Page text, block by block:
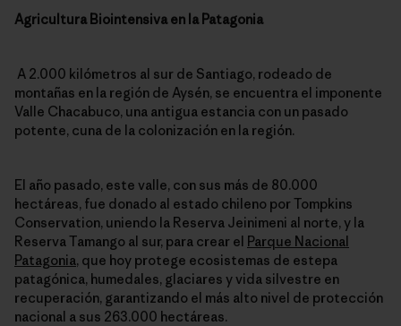
Agricultura Biointensiva en la Patagonia
A 2.000 kilómetros al sur de Santiago, rodeado de
montañas en la región de Aysén, se encuentra el imponente
Valle Chacabuco, una antigua estancia con un pasado
potente, cuna de la colonización en la región.
El año pasado, este valle, con sus más de 80.000
hectáreas, fue donado al estado chileno por Tompkins
Conservation, uniendo la Reserva Jeinimeni al norte, y la
Reserva Tamango al sur, para crear el Parque Nacional
Patagonia, que hoy protege ecosistemas de estepa
patagónica, humedales, glaciares y vida silvestre en
recuperación, garantizando el más alto nivel de protección
nacional a sus 263.000 hectáreas.